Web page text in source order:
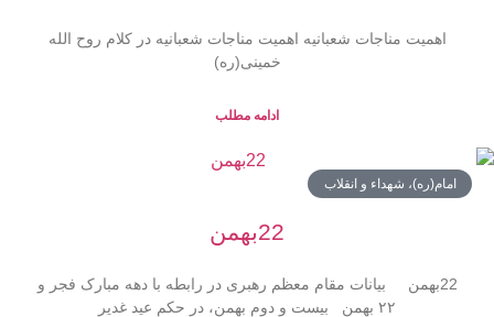
اهمیت مناجات شعبانیه اهمیت مناجات شعبانیه در کلام روح الله
خمینی(ره)
ادامه مطلب
امام(ره)، شهداء و انقلاب
22بهمن
22بهمن بیانات مقام معظم رهبری در رابطه با دهه مبارک فجر و
۲۲ بهمن بیست و دوم بهمن، در حکم عید غدیر